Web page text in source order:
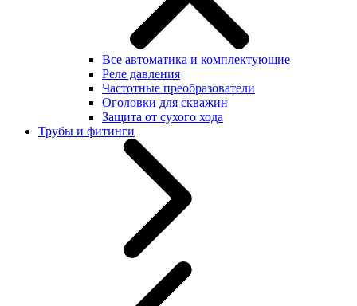
Все автоматика и комплектующие
Реле давления
Частотные преобразователи
Оголовки для скважин
Защита от сухого хода
Трубы и фитинги